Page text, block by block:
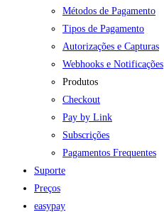
Métodos de Pagamento
Tipos de Pagamento
Autorizações e Capturas
Webhooks e Notificações
Produtos
Checkout
Pay by Link
Subscrições
Pagamentos Frequentes
Suporte
Preços
easypay